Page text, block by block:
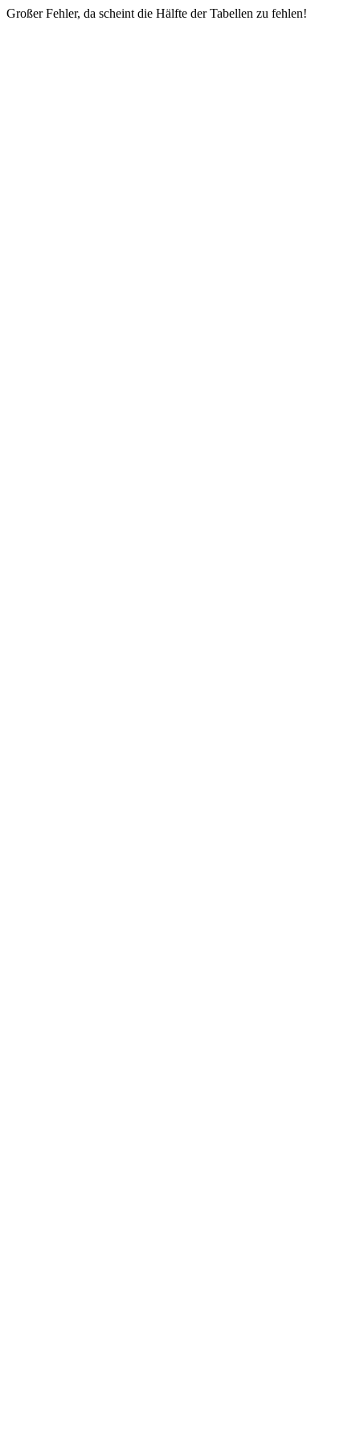
Großer Fehler, da scheint die Hälfte der Tabellen zu fehlen!